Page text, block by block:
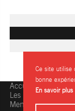
Accueil
Les restaurants
Mentions légales
Ce site utilise
bonne
En savoir